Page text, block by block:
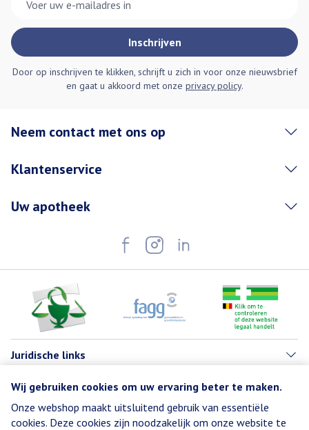
Wij gebruiken cookies om uw ervaring beter te maken.
Onze webshop maakt uitsluitend gebruik van essentiële
cookies. Deze cookies zijn noodzakelijk om onze website te
Inschrijven
Door op inschrijven te klikken, schrijft u zich in voor onze nieuwsbrief
en gaat u akkoord met onze privacy policy.
Neem contact met ons op
Klantenservice
Uw apotheek
Juridische links